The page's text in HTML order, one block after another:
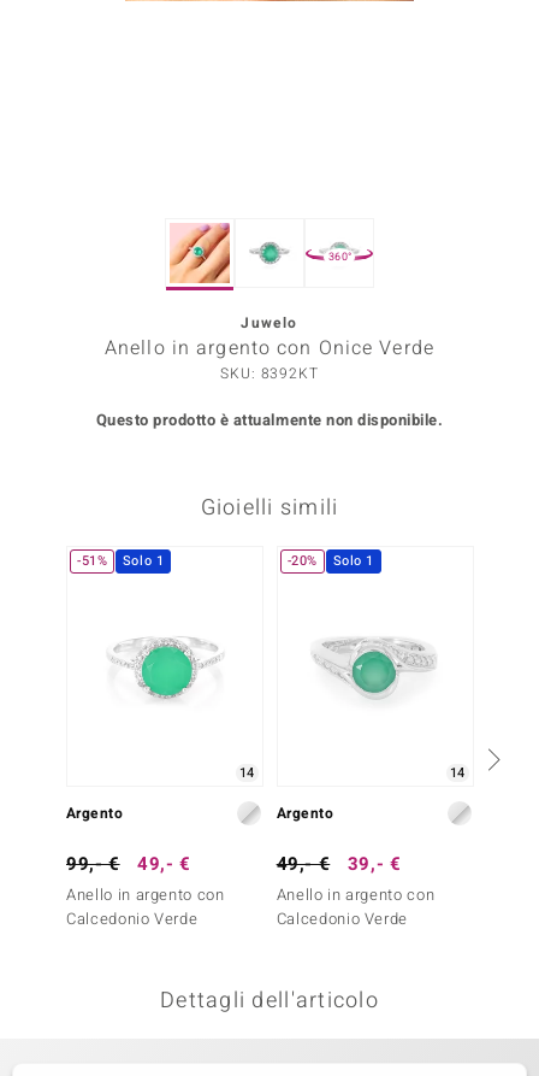
360°
Juwelo
Anello in argento con Onice Verde
SKU: 8392KT
Questo prodotto è attualmente non disponibile.
Gioielli simili
-51% Solo 1
14
Argento
99,- € 49,- €
Anello in argento con
Calcedonio Verde
-20% Solo 1
14
Argento
49,- € 39,- €
Anello in argento con
Calcedonio Verde
Dettagli dell'articolo